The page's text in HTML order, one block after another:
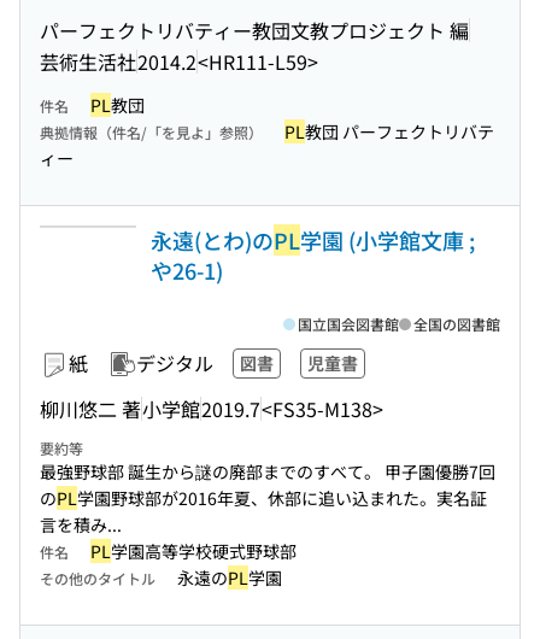
パーフェクトリバティー教団文教プロジェクト 編
芸術生活社2014.2<HR111-L59>
件名 PL教団
典拠情報（件名/「を見よ」参照） PL教団 パーフェクトリバテ
ィー
永遠(とわ)のPL学園 (小学館文庫 ;
や26-1)
紙 デジタル 図書 児童書
柳川悠二 著小学館2019.7<FS35-M138>
国立国会図書館 全国の図書館
要約等
最強野球部 誕生から謎の廃部までのすべて。 甲子園優勝7回
のPL学園野球部が2016年夏、休部に追い込まれた。実名証
言を積み...
件名 PL学園高等学校硬式野球部
その他のタイトル 永遠のPL学園